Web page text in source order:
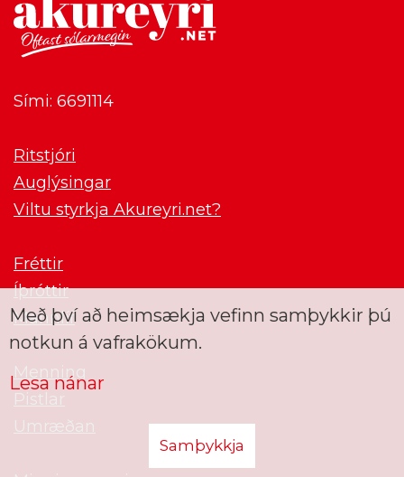
Sími: 6691114
Ritstjóri
Auglýsingar
Viltu styrkja Akureyri.net?
Fréttir
Íþróttir
Mannlíf
Menning
Pistlar
Umræðan
Með því að heimsækja vefinn samþykkir þú
notkun á vafrakökum.
Lesa nánar
Samþykkja